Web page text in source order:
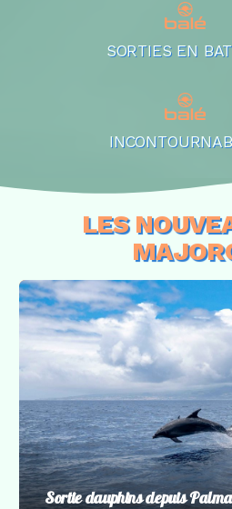
SORTIES EN
LES
Sortie dauphins depuis Palma